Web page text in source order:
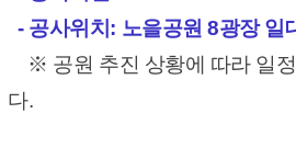
- 공사위치: 노을공원 8광장 일
※ 공원 추진 상황에 따라 일
다.